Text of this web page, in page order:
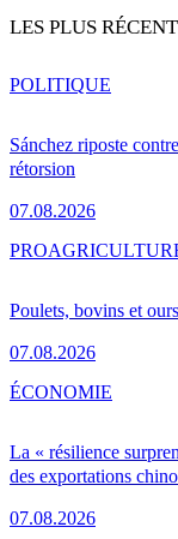
LES PLUS
Sánchez riposte
rétorsion
07.08.2026
POLITIQUE
Poulets, bovins et
07.08.2026
PRO
La « résilience
des exportations
07.08.2026
ÉCONOMIE